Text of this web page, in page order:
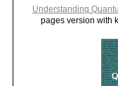
Understanding
pages version with